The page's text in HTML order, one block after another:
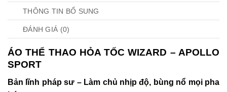
THÔNG TIN BỔ SUNG
ĐÁNH GIÁ (0)
ÁO THỂ THAO HỎA TỐC WIZARD – APOLLO
SPORT
Bản lĩnh pháp sư – Làm chủ nhịp độ, bùng nổ mọi pha